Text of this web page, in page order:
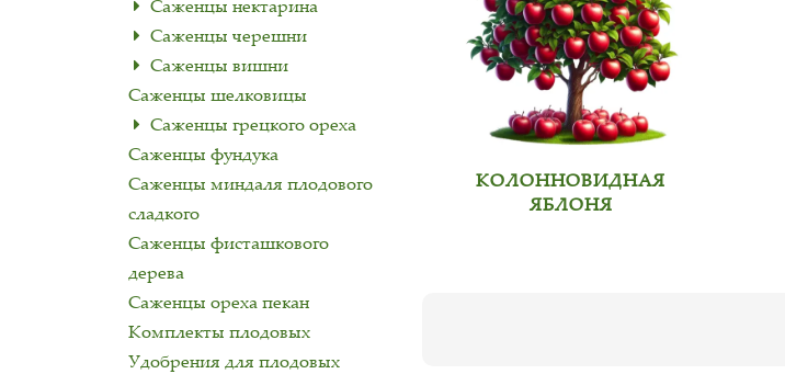
Саженцы нектарина
Саженцы черешни
Саженцы вишни
Саженцы шелковицы
Cаженцы грецкого ореха
Саженцы фундука
Саженцы миндаля плодового
сладкого
Саженцы фисташкового
дерева
Саженцы ореха пекан
Комплекты плодовых
Удобрения для плодовых
КОЛОННОВИДНАЯ
ЯБЛОНЯ